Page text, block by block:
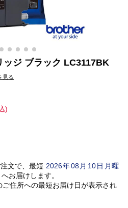
ジ ブラック LC3117BK
見る
)
文で、最短 2026年08 月 10日月曜
へお届けします。
ご住所への最短お届け日が表示され